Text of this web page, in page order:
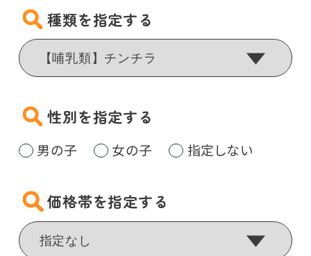
種類を指定する
性別を指定する
男の子 女の子 指定しない
価格帯を指定する